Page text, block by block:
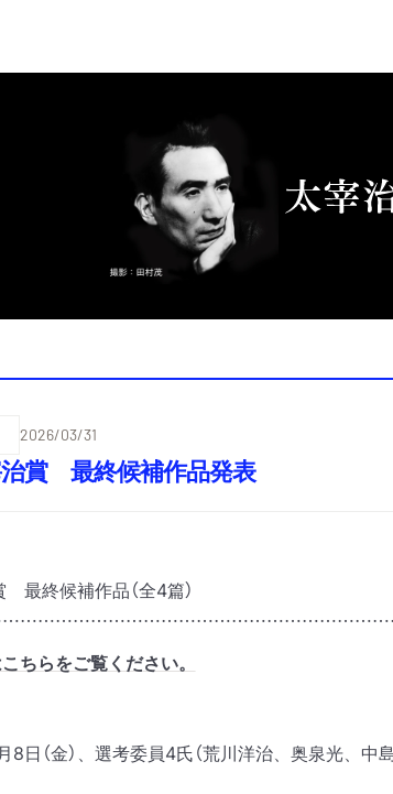
2026/03/31
賞 最終候補作品発表
終候補作品（全4篇）
ちらをご覧ください。
日（金）、選考委員4氏（荒川洋治、奥泉光、